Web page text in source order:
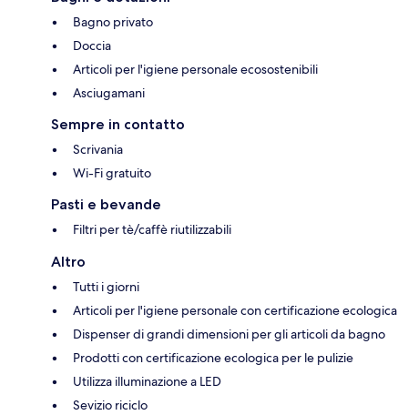
Bagno privato
Doccia
Articoli per l'igiene personale ecosostenibili
Asciugamani
Sempre in contatto
Scrivania
Wi-Fi gratuito
Pasti e bevande
Filtri per tè/caffè riutilizzabili
Altro
Tutti i giorni
Articoli per l'igiene personale con certificazione ecologica
Dispenser di grandi dimensioni per gli articoli da bagno
Prodotti con certificazione ecologica per le pulizie
Utilizza illuminazione a LED
Sevizio riciclo